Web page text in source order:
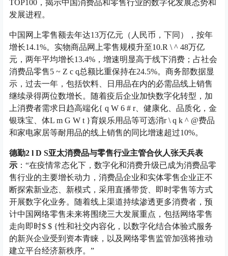
TOP100，揭示中国消费品和零售行业的数字化发展态势和
发展进程。
中国网上零售额去年达13万亿元（人民币，下同），按年
增长14.1%。实物商品网上零售规模升至10.R \ ^ 48万亿
元，两年平均增长13.4%，增速明显高于线下消费；占社会
消费品零售5 ~ Z c q总额比重保持在24.5%。商务部数据显
示，过去一年，包括饮料、日用品在内的必需品线上销售
继续录得两位数增长。随着疫后企业加快数字化转型，加
上消费者需求日趋高端化{ q W 6 # r、健康化、品质化，金
银珠宝、体L m G W t }育娱乐用品等可选消r \ q k ^ @费品
和家电家居等耐用品的线上销售的同比增速超过10%。
德勤2 l D S亚太消费品与零售行业主管合伙人张天兵表
示 ：“在疫情常态化下，数字化和消费升级已成为消费品零
售行业的主要增长动力，消费品企业和实体零售企业正不
断探索新业态、新模式，采用直播带货、即时零售等方式
开展数字化业务。随着线上渠道持续渗透更多消费者，预
计中国网络零售未来将围绕三大发展重点，包括网络零售
走向即时$ $ {性和社交内容化，以数字化结合体验式服务
的新兴企业受到资本青睐，以及网络零售监管加强将推动
建立平台经济新秩序。”